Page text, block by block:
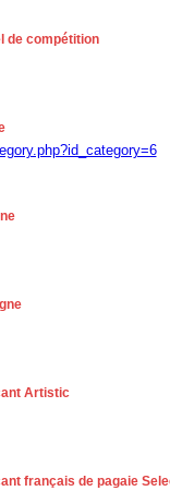
de compétition
Artistic
français de pagaie